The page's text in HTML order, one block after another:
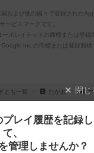
および他の国々で登録された
ービスマークです。
ポレイテッドの商標または登録
Inc.の商標または登録商標
とも一覧 たかお マ
閉じ
レイ履歴を記録し
て、
管理しませんか？
索する